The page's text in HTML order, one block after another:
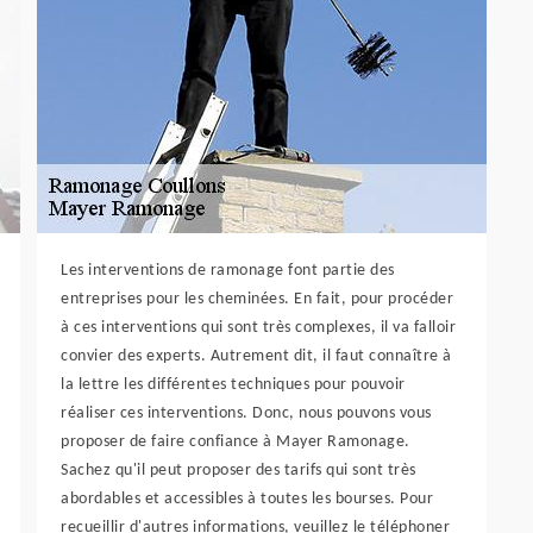
Les interventions de ramonage font partie des
entreprises pour les cheminées. En fait, pour procéder
à ces interventions qui sont très complexes, il va falloir
convier des experts. Autrement dit, il faut connaître à
la lettre les différentes techniques pour pouvoir
réaliser ces interventions. Donc, nous pouvons vous
proposer de faire confiance à Mayer Ramonage.
Sachez qu'il peut proposer des tarifs qui sont très
abordables et accessibles à toutes les bourses. Pour
recueillir d'autres informations, veuillez le téléphoner